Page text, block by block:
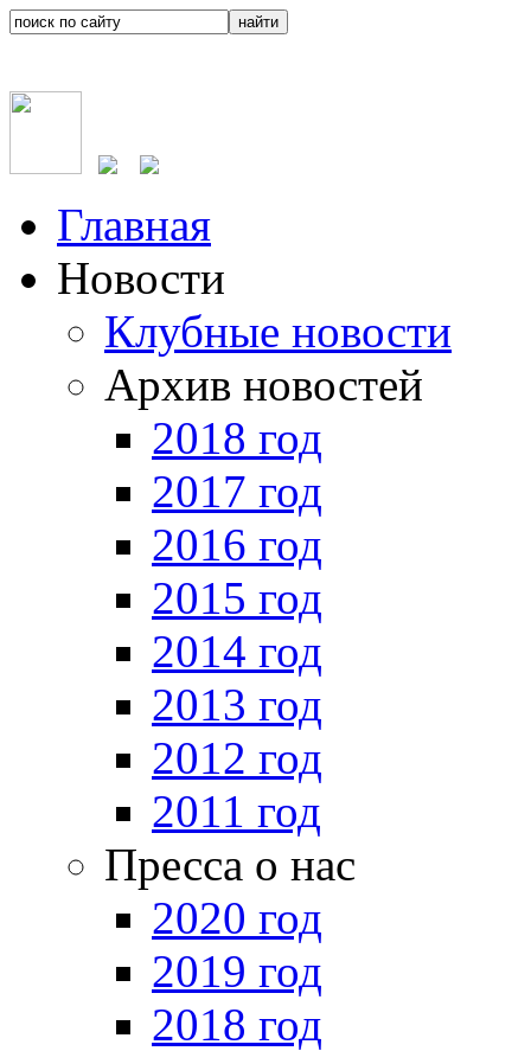
Главная
Новости
Клубные новости
Архив новостей
2018 год
2017 год
2016 год
2015 год
2014 год
2013 год
2012 год
2011 год
Пресса о нас
2020 год
2019 год
2018 год